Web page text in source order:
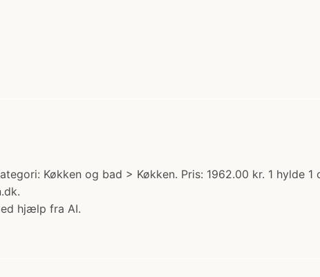
Køkken og bad > Køkken. Pris: 1962.00 kr. 1 hylde
hjælp fra AI.